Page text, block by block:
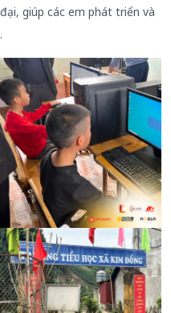
giúp các em phát triển và